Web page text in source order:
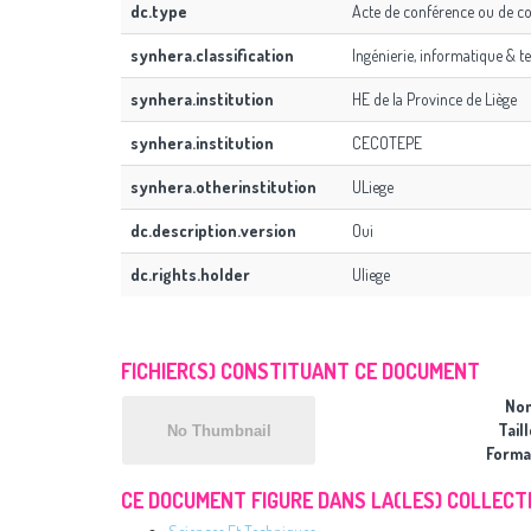
dc.type Acte de conférence ou de
synhera.classification Ingénierie, informatique &
synhera.institution HE de la Province de Liège
synhera.institution CECOTEPE
synhera.otherinstitution ULiege
dc.description.version Oui
dc.rights.holder Uliege
FICHIER(S) CONSTITUANT CE DOCUMENT
CE DOCUMENT FIGURE DANS LA(LES)